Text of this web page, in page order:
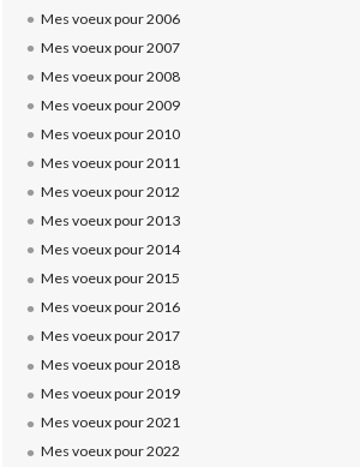
Mes voeux pour 2006
Mes voeux pour 2007
Mes voeux pour 2008
Mes voeux pour 2009
Mes voeux pour 2010
Mes voeux pour 2011
Mes voeux pour 2012
Mes voeux pour 2013
Mes voeux pour 2014
Mes voeux pour 2015
Mes voeux pour 2016
Mes voeux pour 2017
Mes voeux pour 2018
Mes voeux pour 2019
Mes voeux pour 2021
Mes voeux pour 2022